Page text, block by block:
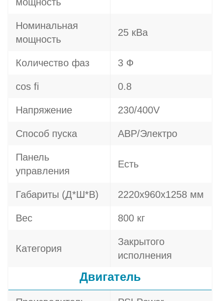
Номинальная
мощность
25 кВа
Количество фаз 3 Ф
cos fi 0.8
Напряжение 230/400V
Способ пуска АВР/Электро
Панель
управления
Есть
Габариты (Д*Ш*В) 2220х960х1258 мм
Вес 800 кг
Категория
Закрытого
исполнения
Двигатель